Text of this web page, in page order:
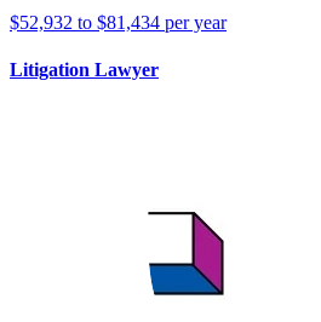
$52,932 to $81,434 per year
Litigation Lawyer